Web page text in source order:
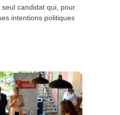
candidat qui, pour
intentions politiques